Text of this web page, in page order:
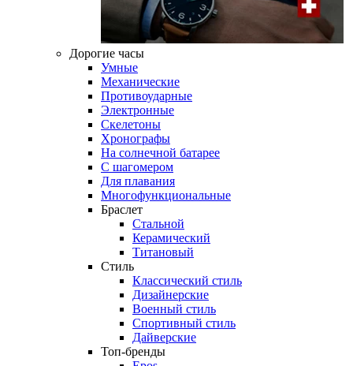
Дорогие часы
Умные
Механические
Противоударные
Электронные
Скелетоны
Хронографы
На солнечной батарее
С шагомером
Для плавания
Многофункциональные
Браслет
Стальной
Керамический
Титановый
Стиль
Классический стиль
Дизайнерские
Военный стиль
Спортивный стиль
Дайверские
Топ-бренды